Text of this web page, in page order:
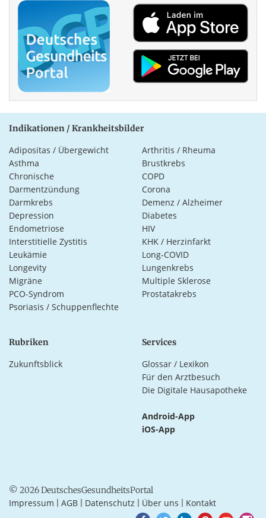
Indikationen / Krankheitsbilder
Adipositas / Übergewicht
Arthritis / Rheuma
Asthma
Brustkrebs
Chronische
Darmentzündung
COPD
Corona
Darmkrebs
Demenz / Alzheimer
Depression
Diabetes
Endometriose
HIV
Interstitielle Zystitis
KHK / Herzinfarkt
Leukämie
Long-COVID
Longevity
Lungenkrebs
Migräne
Multiple Sklerose
PCO-Syndrom
Prostatakrebs
Psoriasis / Schuppenflechte
Rubriken
Zukunftsblick
Services
Glossar / Lexikon
Für den Arztbesuch
Die Digitale Hausapotheke
Android-App
iOS-App
© 2026 DeutschesGesundheitsPortal
Impressum AGB Datenschutz Über uns Kontakt